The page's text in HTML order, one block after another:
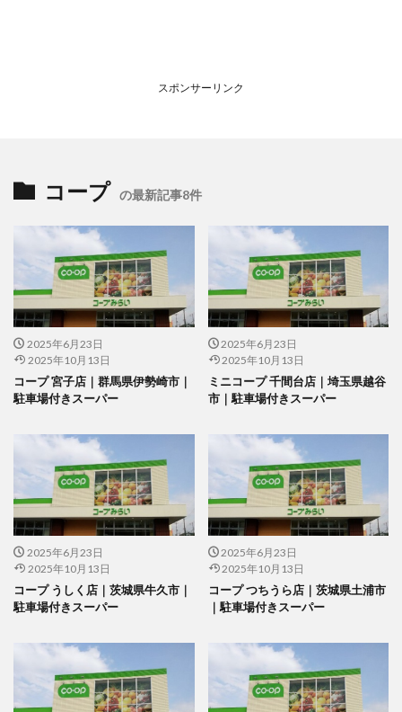
スポンサーリンク
コープ の最新記事8件
2025年6月23日
2025年10月13日
コープ 宮子店｜群馬県伊勢崎市｜
駐車場付きスーパー
2025年6月23日
2025年10月13日
ミニコープ 千間台店｜埼玉県越谷
市｜駐車場付きスーパー
2025年6月23日
2025年10月13日
コープ うしく店｜茨城県牛久市｜
駐車場付きスーパー
2025年6月23日
2025年10月13日
コープ つちうら店｜茨城県土浦市
｜駐車場付きスーパー